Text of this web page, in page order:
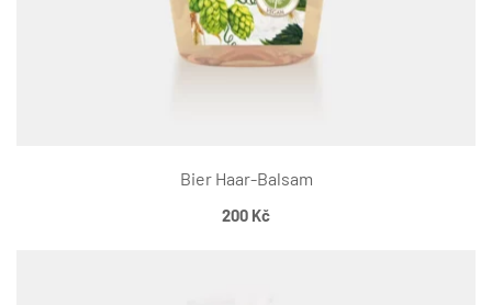
Bier Haar-Balsam
200 Kč